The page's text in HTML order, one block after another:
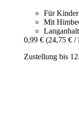
Für Kinder
Mit
0,99 € (24,75 € /
Zustellung bis